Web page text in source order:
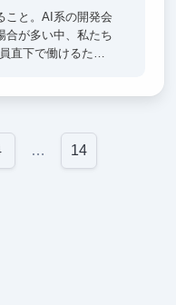
こと。AI系の開発会
合が多い中、私たち
直下で働けるた
きるはずです。開発
など最新AIツールを
… 14